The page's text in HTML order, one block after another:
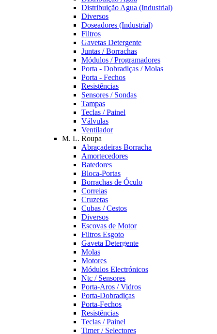
Distribuição Agua (Industrial)
Diversos
Doseadores (Industrial)
Filtros
Gavetas Detergente
Juntas / Borrachas
Módulos / Programadores
Porta - Dobradiças / Molas
Porta - Fechos
Resistências
Sensores / Sondas
Tampas
Teclas / Painel
Válvulas
Ventilador
M. L. Roupa
Abraçadeiras Borracha
Amortecedores
Batedores
Bloca-Portas
Borrachas de Óculo
Correias
Cruzetas
Cubas / Cestos
Diversos
Escovas de Motor
Filtros Esgoto
Gaveta Detergente
Molas
Motores
Módulos Electrónicos
Ntc / Sensores
Porta-Aros / Vidros
Porta-Dobradiças
Porta-Fechos
Resistências
Teclas / Painel
Timer / Selectores